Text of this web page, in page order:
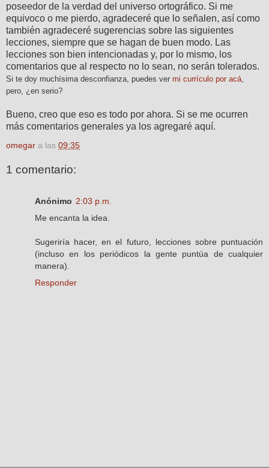
poseedor de la verdad del universo ortográfico. Si me
equivoco o me pierdo, agradeceré que lo señalen, así como
también agradeceré sugerencias sobre las siguientes
lecciones, siempre que se hagan de buen modo. Las
lecciones son bien intencionadas y, por lo mismo, los
comentarios que al respecto no lo sean, no serán tolerados.
Si te doy muchísima desconfianza, puedes ver mi currículo por acá
pero, ¿en serio?
Bueno, creo que eso es todo por ahora. Si se me ocurren
más comentarios generales ya los agregaré aquí.
omegar a las 09:35
1 comentario:
Anónimo 2:03 p.m.
Me encanta la idea.
Sugeriría hacer, en el futuro, lecciones sobre puntuación
(incluso en los periódicos la gente puntúa de cualquier
manera).
Responder